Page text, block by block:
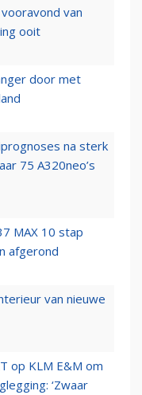
van
ooit
door met
na sterk
75 A320neo’s
MAX 10 stap
afgerond
van nieuwe
op KLM E&M om
‘Zwaar